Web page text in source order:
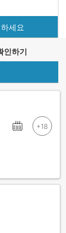
세요
인하기